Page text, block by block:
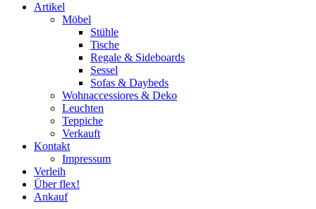
Artikel
Möbel
Stühle
Tische
Regale & Sideboards
Sessel
Sofas & Daybeds
Wohnaccessiores & Deko
Leuchten
Teppiche
Verkauft
Kontakt
Impressum
Verleih
Über flex!
Ankauf